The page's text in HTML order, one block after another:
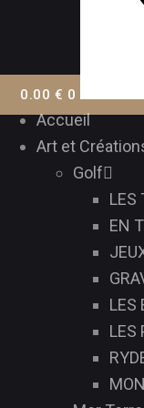
0.00 € 0
Accueil
Art et
Golf
LES
EN
LES
LES